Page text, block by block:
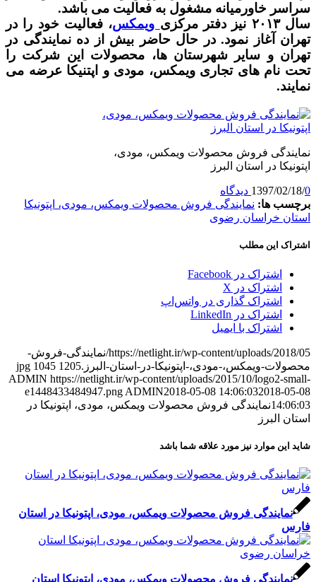
سراسر خاورمیانه مشغول به فعالیت می باشد.
سال ۲۰۱۳ نیز دفتر مرکزی
ویمکس، فعالیت خود را در
تهران آغاز نمود. در حال حاضر بیش از ده نمایندگی در
تهران و سایر شهرستان ها، محصولات این شرکت را
تحت نام های تجاری ویمکس، مودی و اپتنیکا عرضه می
نمایند.
نمایندگی فروش محصولات ویمکس، مودی،
اپتونیکا در استان البرز
1397/02/18/0 دیدگاه
برچسب ها: نمایندگی فروش محصولات ویمکس، مودی، اپتونیکا
استان خراسان رضوی
اشتراک این مطلب
اشتراک در Facebook
اشتراک در X
اشتراک گذاری در واتس‌اپ
اشتراک در LinkedIn
اشتراک با ایمیل
https://netlight.ir/wp-content/uploads/2018/05/نمایندگی-فروش-
محصولات-ویمکس،-مودی،-اپتونیکا-در-استان-البرز.jpg
1045 1205
ADMIN https://netlight.ir/wp-content/uploads/2015/10/logo2-small-
e1448433484947.png ADMIN2018-05-08 14:06:032018-05-08
14:06:03نمایندگی فروش محصولات ویمکس، مودی، اپتونیکا در
استان البرز
شاید این موارد نیز مورد علاقه شما باشد
نمایندگی فروش محصولات ویمکس، مودی، اپتونیکا در استان
فارس
نمایندگی فروش محصولات ویمکس، مودی، اپتونیکا استان